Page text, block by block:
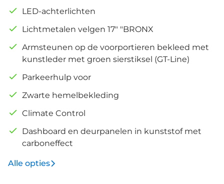
LED-achterlichten
Lichtmetalen velgen 17" "BRONX
Armsteunen op de voorportieren bekleed met
kunstleder met groen sierstiksel (GT-Line)
Parkeerhulp voor
Zwarte hemelbekleding
Climate Control
Dashboard en deurpanelen in kunststof met
carboneffect
Alle opties